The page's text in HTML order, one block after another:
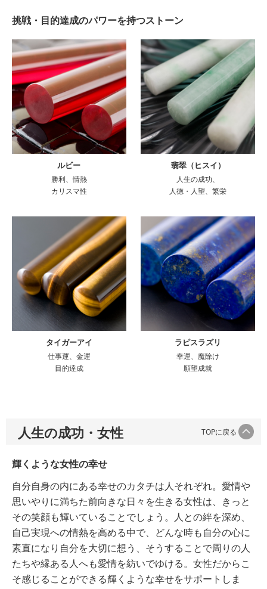
挑戦・目的達成のパワーを持つストーン
ルビー
勝利、情熱
カリスマ性
翡翠（ヒスイ）
人生の成功、
人徳・人望、繁栄
タイガーアイ
仕事運、金運
目的達成
ラピスラズリ
幸運、魔除け
願望成就
人生の成功・女性 TOPに戻る
輝くような女性の幸せ
自分自身の内にある幸せのカタチは人それぞれ。愛情や
思いやりに満ちた前向きな日々を生きる女性は、きっと
その笑顔も輝いていることでしょう。人との絆を深め、
自己実現への情熱を高める中で、どんな時も自分の心に
素直になり自分を大切に想う、そうすることで周りの人
たちや縁ある人へも愛情を紡いでゆける。女性だからこ
そ感じることができる輝くような幸せをサポートしま